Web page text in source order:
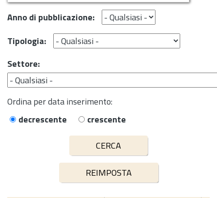
Anno di pubblicazione:
Tipologia:
Settore:
Ordina per data inserimento:
decrescente
crescente